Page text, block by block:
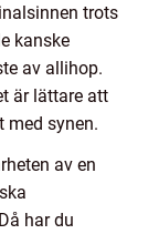
trots
kanske
av allihop.
är lättare att
med synen.
av en
har du